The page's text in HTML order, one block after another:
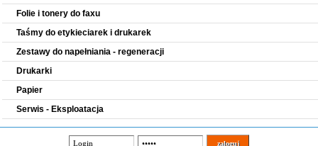
Folie i tonery do faxu
Taśmy do etykieciarek i drukarek
Zestawy do napełniania - regeneracji
Drukarki
Papier
Serwis - Eksploatacja